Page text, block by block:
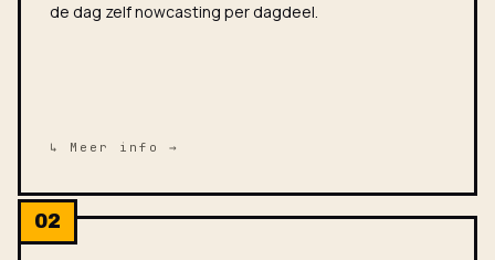
de dag zelf nowcasting per dagdeel.
↳ Meer info →
02